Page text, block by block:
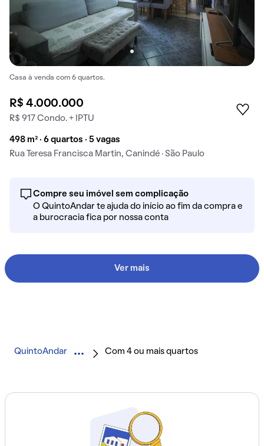
Casa à venda com 6 quartos.
R$ 4.000.000
R$ 917 Condo. + IPTU
498 m² · 6 quartos · 5 vagas
Rua Teresa Francisca Martin, Canindé · São Paulo
Compre seu imóvel sem complicação
O QuintoAndar te ajuda do início ao fim da compra e
a burocracia fica por nossa conta
Ver mais
QuintoAndar Com 4 ou mais quartos